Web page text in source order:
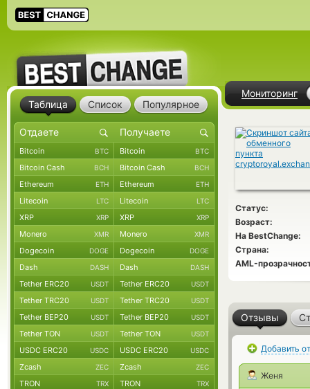
Мониторинг
Статус:
Возраст:
На BestChange:
Страна:
AML-
Отзывы
Добавить
Женя
Таблица Список Популярное
Bitcoin BTC Bitcoin BTC
Bitcoin Cash BCH Bitcoin Cash BCH
Ethereum ETH Ethereum ETH
Litecoin LTC Litecoin LTC
XRP XRP XRP XRP
Monero XMR Monero XMR
Dogecoin DOGE Dogecoin DOGE
Dash DASH Dash DASH
Tether ERC20 USDT Tether ERC20 USDT
Tether TRC20 USDT Tether TRC20 USDT
Tether BEP20 USDT Tether BEP20 USDT
Tether TON USDT Tether TON USDT
USDC ERC20 USDC USDC ERC20 USDC
Zcash ZEC Zcash ZEC
TRON TRX TRON TRX